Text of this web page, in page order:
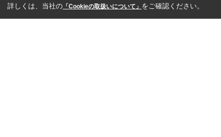
詳しくは、当社の 「Cookieの取扱いについて」 をご確認ください。